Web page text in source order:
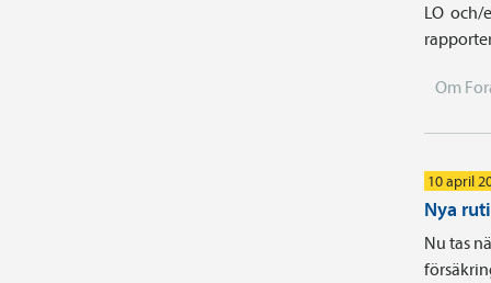
LO och/
Om
10 april
Nya
Nu tas